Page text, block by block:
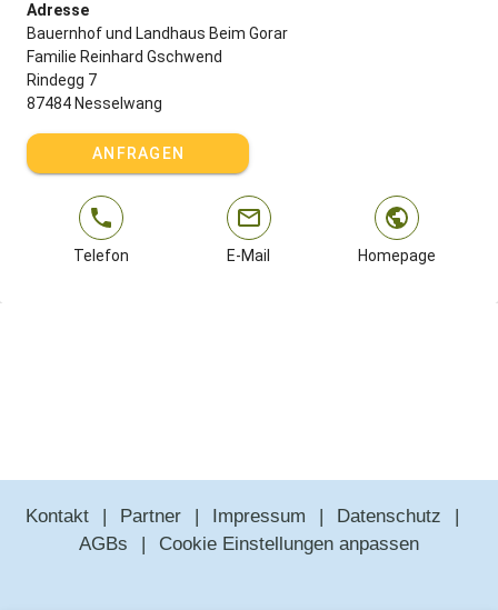
Adresse
Bauernhof und Landhaus Beim Gorar
Familie Reinhard Gschwend
Rindegg 7
87484 Nesselwang
ANFRAGEN
Telefon E-Mail Homepage
Kontakt Partner Impressum
Datenschutz
AGBs
Cookie Einstellungen anpassen